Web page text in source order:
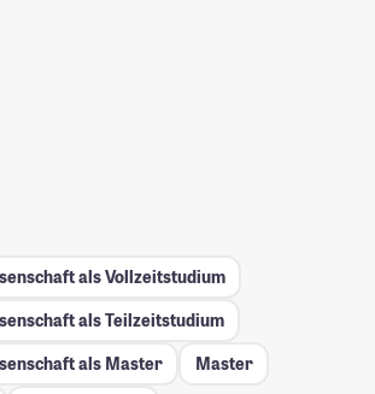
als Vollzeitstudium
als Teilzeitstudium
als Master
Master